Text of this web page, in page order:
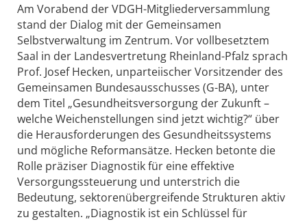
Am Vorabend der VDGH-Mitgliederversammlung
stand der Dialog mit der Gemeinsamen
Selbstverwaltung im Zentrum. Vor vollbesetztem
Saal in der Landesvertretung Rheinland-Pfalz sprach
Prof. Josef Hecken, unparteiischer Vorsitzender des
Gemeinsamen Bundesausschusses (G-BA), unter
dem Titel „Gesundheitsversorgung der Zukunft –
welche Weichenstellungen sind jetzt wichtig?“ über
die Herausforderungen des Gesundheitssystems
und mögliche Reformansätze. Hecken betonte die
Rolle präziser Diagnostik für eine effektive
Versorgungssteuerung und unterstrich die
Bedeutung, sektorenübergreifende Strukturen aktiv
zu gestalten. „Diagnostik ist ein Schlüssel für